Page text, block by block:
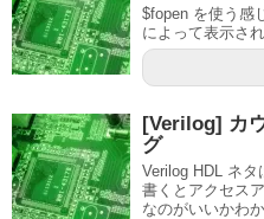
$fopen を使う感
によって表示さ
[Verilog] カ
グ
Verilog HDL ネ
書くとアクセス
なのがいいかわ